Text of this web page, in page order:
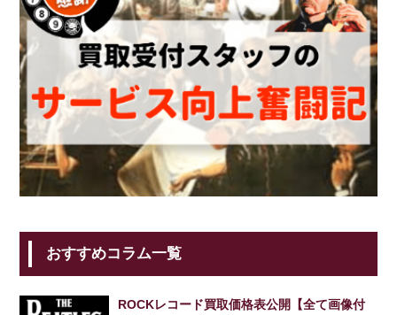
おすすめコラム一覧
ROCKレコード買取価格表公開【全て画像付